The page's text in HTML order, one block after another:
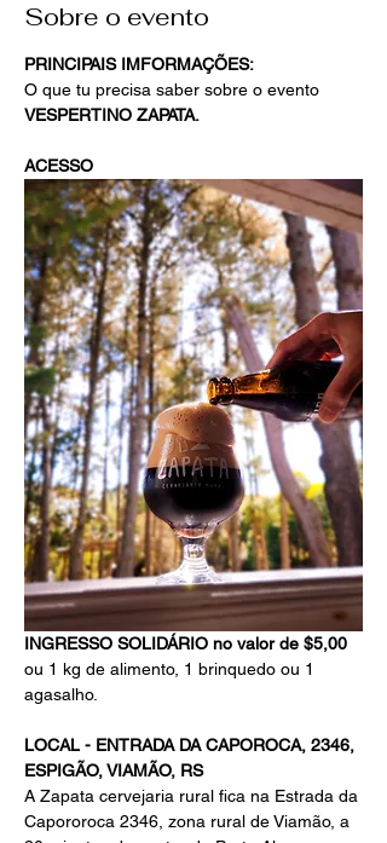
Sobre o evento
PRINCIPAIS IMFORMAÇÕES:
O que tu precisa saber sobre o evento
VESPERTINO ZAPATA.
ACESSO
INGRESSO SOLIDÁRIO no valor de $5,00
ou 1 kg de alimento, 1 brinquedo ou 1
agasalho.
LOCAL - ENTRADA DA CAPOROCA, 2346,
ESPIGÃO, VIAMÃO, RS
A Zapata cervejaria rural fica na Estrada da
Capororoca 2346, zona rural de Viamão, a